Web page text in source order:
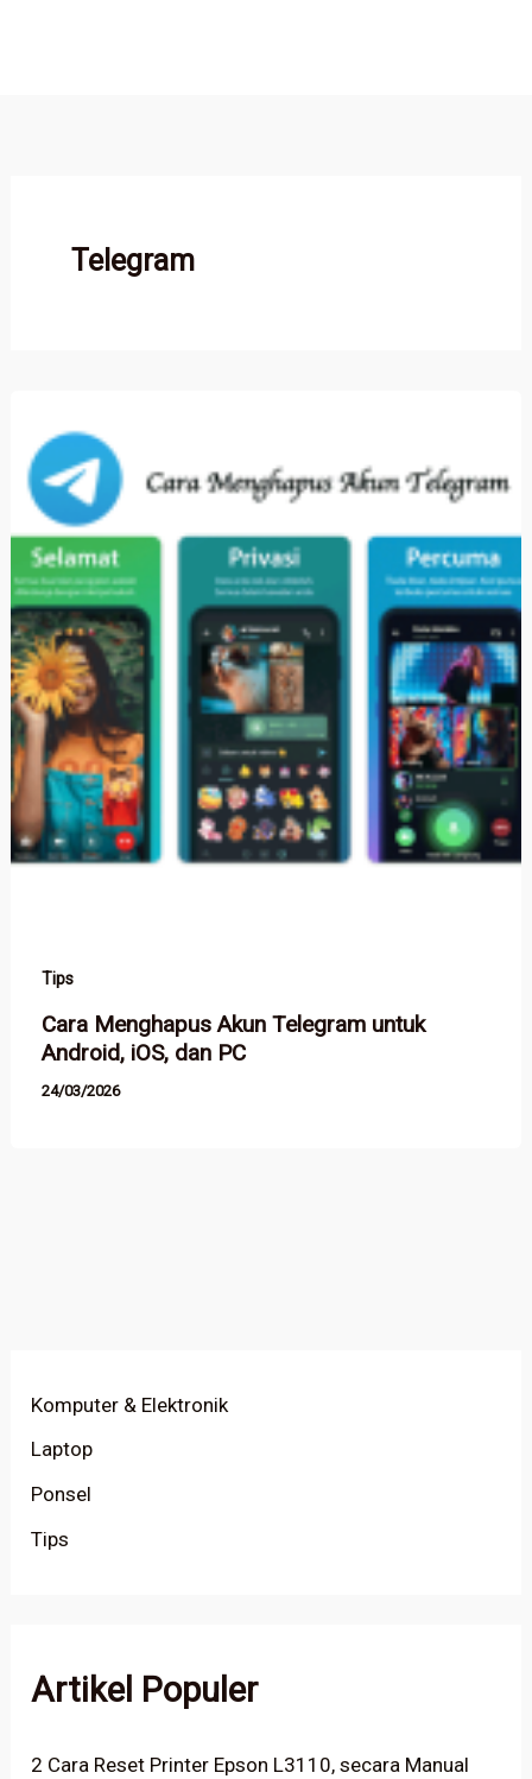
Telegram
Tips
Cara Menghapus Akun Telegram untuk
Android, iOS, dan PC
24/03/2026
Komputer & Elektronik
Laptop
Ponsel
Tips
Artikel Populer
2 Cara Reset Printer Epson L3110, secara Manual